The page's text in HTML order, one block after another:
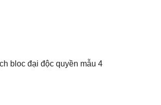
bloc đại độc quyền mẫu 4